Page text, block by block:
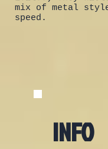
mix of metal
speed.
INFO